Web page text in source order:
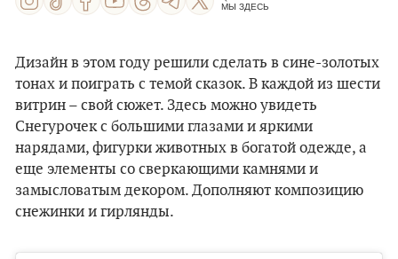
МЫ ЗДЕСЬ
Дизайн в этом году решили сделать в сине-золотых
тонах и поиграть с темой сказок. В каждой из шести
витрин – свой сюжет. Здесь можно увидеть
Снегурочек с большими глазами и яркими
нарядами, фигурки животных в богатой одежде, а
еще элементы со сверкающими камнями и
замысловатым декором. Дополняют композицию
снежинки и гирлянды.